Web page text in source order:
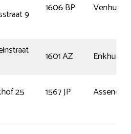
9
1606 BP Venhuizen
1601 AZ
Enkhuizen
25 1567 JP Assendelft